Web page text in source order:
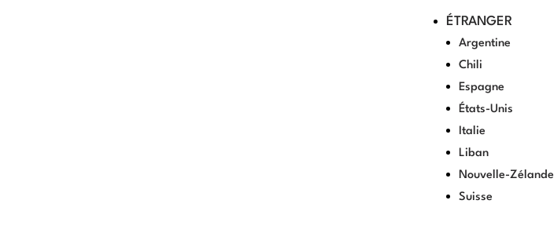
ÉTRANGER
Argentine
Chili
Espagne
États-Unis
Italie
Liban
Nouvelle-Zélande
Suisse